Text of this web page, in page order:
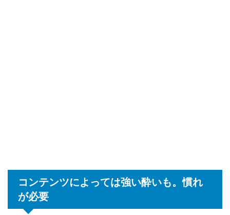
コンテンツによっては強い酔いも。慣れ
が必要